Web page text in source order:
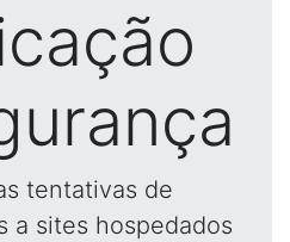
tentativas de
a sites hospedados